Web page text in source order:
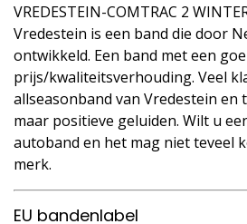
VREDESTEIN-COMTRAC 2
Vredestein is een band die door
ontwikkeld. Een band met een
prijs/kwaliteitsverhouding. Veel
allseasonband van Vredestein en
maar positieve geluiden. Wilt u
autoband en het mag niet teveel
merk.
EU bandenlabel